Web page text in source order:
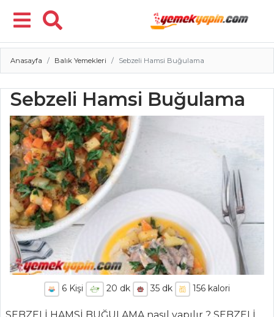
Menü
Anasayfa Balık Yemekleri Sebzeli Hamsi Buğulama
Sebzeli Hamsi Buğulama
6 Kişi 20 dk 35dk 156kalori